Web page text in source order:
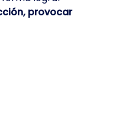
provocar